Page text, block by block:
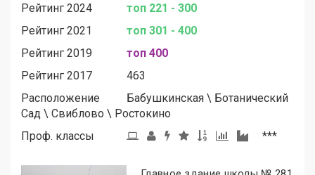
Рейтинг 2024
топ 221 - 300
Рейтинг 2021
топ 301 - 400
Рейтинг 2019
топ 400
Рейтинг 2017
463
Расположение
Бабушкинская \ Ботанический
Сад \ Свиблово \ Ростокино
Проф. классы
***